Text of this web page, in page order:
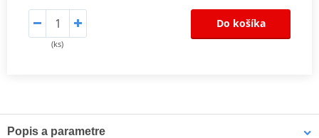
(ks)
Do košíka
Popis a parametre